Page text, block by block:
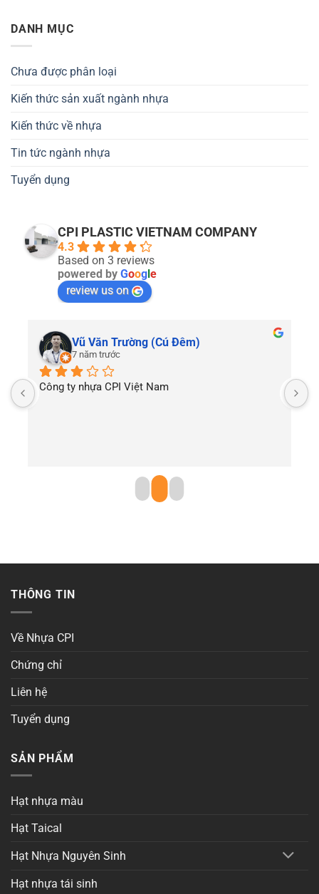
DANH MỤC
Chưa được phân loại
Kiến thức sản xuất ngành nhựa
Kiến thức về nhựa
Tin tức ngành nhựa
Tuyển dụng
CPI PLASTIC VIETNAM COMPANY
4.3
Based on 3 reviews
powered by Goog e
review us on
Vũ Văn Trường (Cú Đêm)
7 năm trước
Công ty nhựa CPI Việt Nam
THÔNG TIN
Về Nhựa CPI
Chứng chỉ
Liên hệ
Tuyển dụng
SẢN PHẨM
Hạt nhựa màu
Hạt Taical
Hạt Nhựa Nguyên Sinh
Hạt nhựa tái sinh